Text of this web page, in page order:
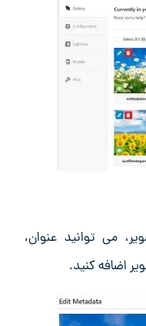
می ‌توانید عنوان،
اضافه کنید.